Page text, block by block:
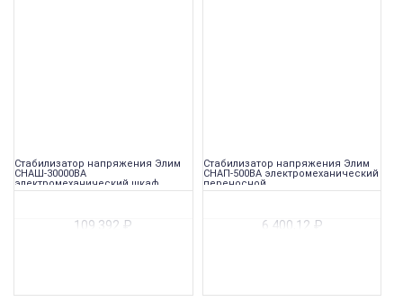
Стабилизатор напряжения Элим
СНАШ-30000ВА
электромеханический шкаф
109 392 ₽
Стабилизатор напряжения Элим
СНАП-500ВА электромеханический
переносной
6 400,12 ₽